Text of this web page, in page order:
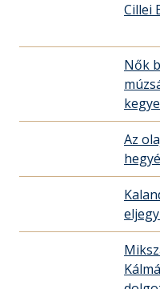
Cillei
Nők
Az